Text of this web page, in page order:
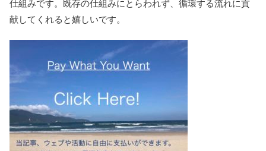
仕組みです。既存の仕組みにとらわれず、循環する流れに貢
献してくれると嬉しいです。